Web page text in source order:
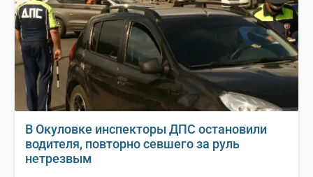
В Окуловке инспекторы ДПС остановили
водителя, повторно севшего за руль
нетрезвым